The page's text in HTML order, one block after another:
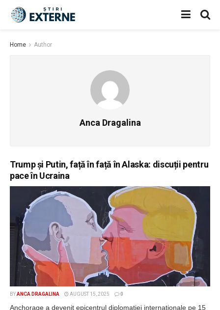
Home Author
Anca Dragalina
Trump și Putin, față în față în Alaska: discuții pentru
pace în Ucraina
BYANCA DRAGALINA AUGUST 15, 2025 0
Anchorage a devenit epicentrul diplomației internaționale pe 15